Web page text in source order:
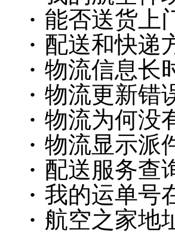
· 能否送货上
· 配送和快递
· 物流信息长
· 物流更新错
· 物流为何没
· 物流显示派
· 配送服务查
· 我的运单号
· 航空之家地